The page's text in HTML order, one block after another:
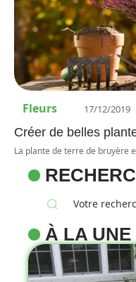
Fleurs 17/12/2019
Créer de belles
La plante de terre de bruyère
À LA UNE